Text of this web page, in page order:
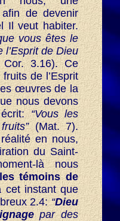
de devenir
Il veut habiter.
vous êtes le
de Dieu
3.16). Ce
de l’Esprit
œuvres de la
nous devons
écrit:“Vous les
(Mat. 7).
en nous,
du Saint-
là nous
témoins de
cet instant que
2.4:“Dieu
par des